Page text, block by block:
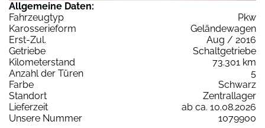
Allgemeine Daten:
Fahrzeugtyp
Pkw
Karosserieform
Geländewagen
Erst-Zul.
Aug / 2016
Getriebe
Schaltgetriebe
Kilometerstand
73.301 km
Anzahl der Türen
5
Farbe
Schwarz
Standort
Zentrallager
Lieferzeit
ab ca. 10.08.2026
Unsere Nummer
1079900